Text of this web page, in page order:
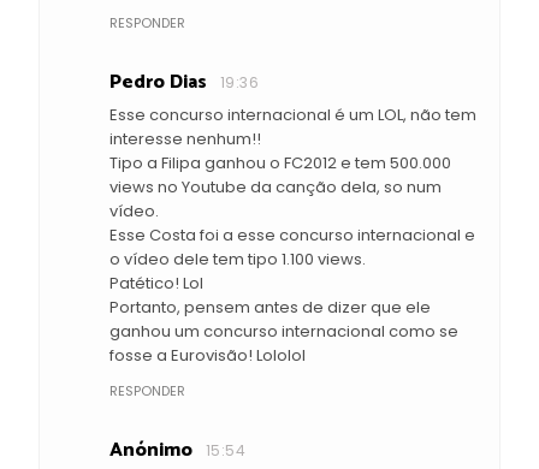
RESPONDER
Pedro Dias 19:36
Esse concurso internacional é um LOL, não tem
interesse nenhum!!
Tipo a Filipa ganhou o FC2012 e tem 500.000
views no Youtube da canção dela, so num
vídeo.
Esse Costa foi a esse concurso internacional e
o vídeo dele tem tipo 1.100 views.
Patético! Lol
Portanto, pensem antes de dizer que ele
ganhou um concurso internacional como se
fosse a Eurovisão! Lololol
RESPONDER
Anónimo 15:54